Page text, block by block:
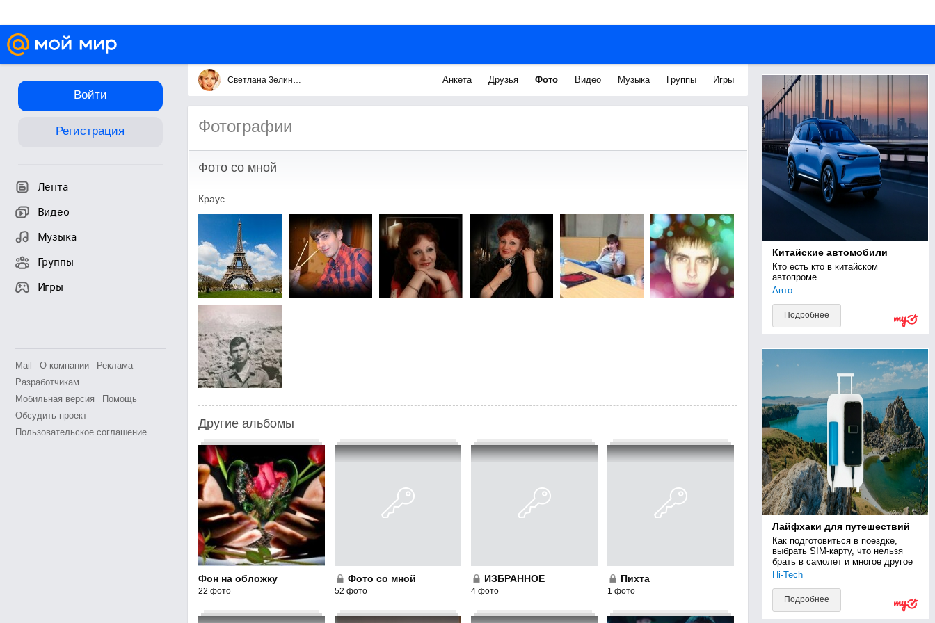
Войти
Регистрация
Лента
Видео
Музыка
Группы
Игры
Mail О компании
Реклама
Разработчикам
Мобильная версия
Помощь
Обсудить проект
Пользовательское соглашение
Светлана Зелинская Анкета Друзья Фото Видео Музыка Группы Игры
Фотографии
Фото со мной
Краус
Другие альбомы
Фон на обложку
22 фото
Фото со мной
52 фото
ИЗБРАННОЕ
4 фото
Пихта
1 фото
Китайские автомобили
Кто есть кто в китайском
автопроме
Авто
Подробнее
Лайфхаки для путешествий
Как подготовиться в поездке,
выбрать SIM-карту, что нельзя
брать в самолет и многое другое
Hi-Tech
Подробнее